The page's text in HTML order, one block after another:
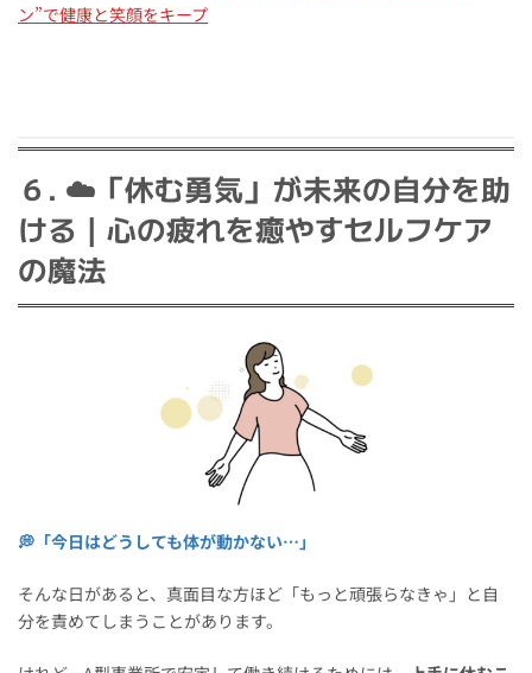
ン”で健康と笑顔をキープ
６. ☁️「休む勇気」が未来の自分を助
ける｜心の疲れを癒やすセルフケア
の魔法
💭「今日はどうしても体が動かない…」
そんな日があると、真面目な方ほど「もっと頑張らなきゃ」と自
分を責めてしまうことがあります。